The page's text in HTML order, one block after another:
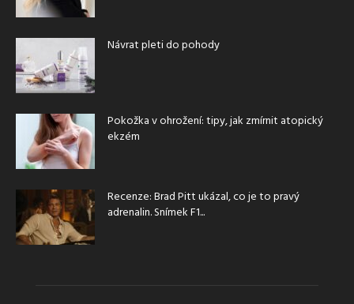
Návrat pleti do pohody
Pokožka v ohrožení: tipy, jak zmírnit atopický
ekzém
Recenze: Brad Pitt ukázal, co je to pravý
adrenalin. Snímek F1...